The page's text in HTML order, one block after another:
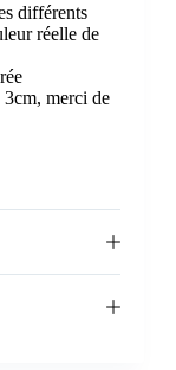
différents
réelle de
3cm, merci de